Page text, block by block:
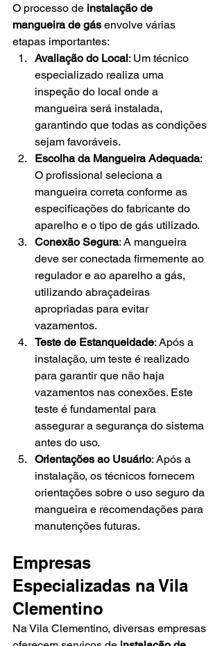
O processo de instalação de
mangueira de gás envolve várias
etapas importantes:
Avaliação do Local: Um técnico
especializado realiza uma
inspeção do local onde a
mangueira será instalada,
garantindo que todas as condições
sejam favoráveis.
Escolha da Mangueira Adequada:
O profissional seleciona a
mangueira correta conforme as
especificações do fabricante do
aparelho e o tipo de gás utilizado.
Conexão Segura: A mangueira
deve ser conectada firmemente ao
regulador e ao aparelho a gás,
utilizando abraçadeiras
apropriadas para evitar
vazamentos.
Teste de Estanqueidade: Após a
instalação, um teste é realizado
para garantir que não haja
vazamentos nas conexões. Este
teste é fundamental para
assegurar a segurança do sistema
antes do uso.
Orientações ao Usuário: Após a
instalação, os técnicos fornecem
orientações sobre o uso seguro da
mangueira e recomendações para
manutenções futuras.
Empresas
Especializadas na Vila
Clementino
Na Vila Clementino, diversas empresas